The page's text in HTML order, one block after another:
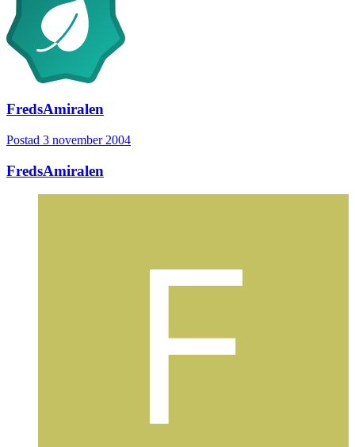
FredsAmiralen
Postad 3 november 2004
FredsAmiralen